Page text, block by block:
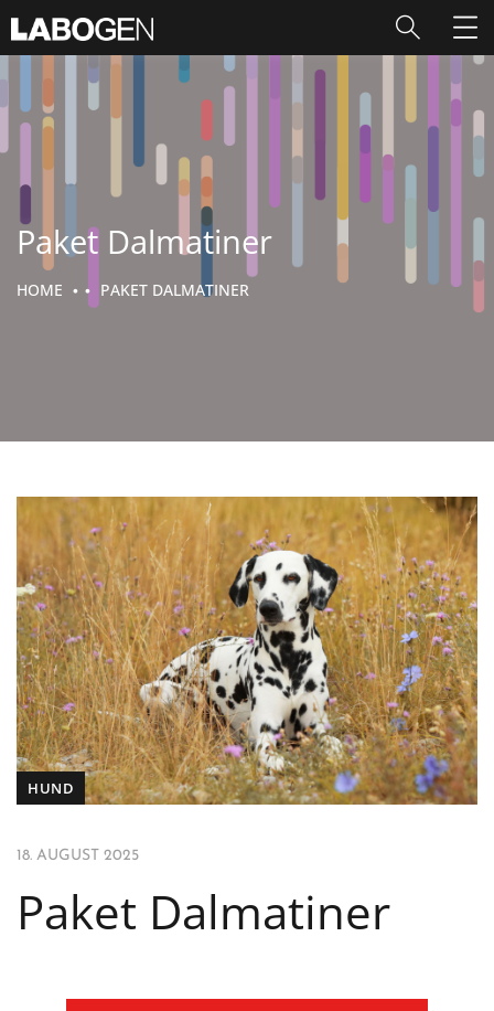
Paket Dalmatiner
HOME PAKET DALMATINER
HUND
18. AUGUST 2025
Paket Dalmatiner